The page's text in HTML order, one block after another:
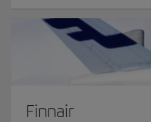
Finnair